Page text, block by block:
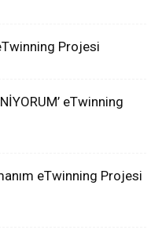
Projesi
eTwinning
eTwinning Projesi